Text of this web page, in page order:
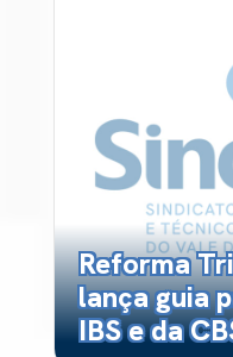
Reforma
lança guia
IBS e da